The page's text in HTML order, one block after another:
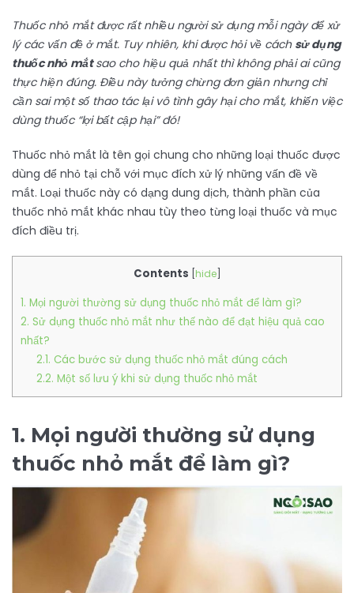
Thuốc nhỏ mắt được rất nhiều người sử dụng mỗi ngày để xử
lý các vấn đề ở mắt. Tuy nhiên, khi được hỏi về cách sử dụng
thuốc nhỏ mắtsao cho hiệu quả nhất thì không phải ai cũng
thực hiện đúng. Điều này tưởng chừng đơn giản nhưng chỉ
cần sai một số thao tác lại vô tình gây hại cho mắt, khiến việc
dùng thuốc “lợi bất cập hại” đó!
Thuốc nhỏ mắt là tên gọi chung cho những loại thuốc được
dùng để nhỏ tại chỗ với mục đích xử lý những vấn đề về
mắt. Loại thuốc này có dạng dung dịch, thành phần của
thuốc nhỏ mắt khác nhau tùy theo từng loại thuốc và mục
đích điều trị.
Contents hide]
1. Mọi người thường sử dụng thuốc nhỏ mắt để làm gì?
2. Sử dụng thuốc nhỏ mắt như thế nào để đạt hiệu quả cao
nhất?
2.1. Các bước sử dụng thuốc nhỏ mắt đúng cách
2.2. Một số lưu ý khi sử dụng thuốc nhỏ mắt
1. Mọi người thường sử dụng
thuốc nhỏ mắt để làm gì?